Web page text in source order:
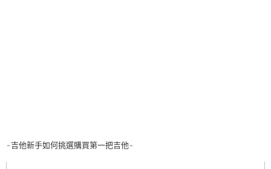
-吉他新手如何挑選購買第一把吉他-